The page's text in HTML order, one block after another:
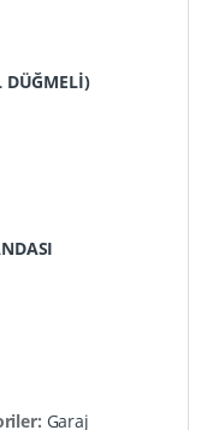
DÜĞMELİ)
Garaj